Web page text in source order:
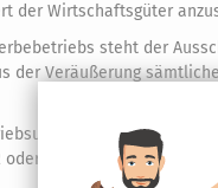
der Wirtschaftsgüter
steht der
der Veräußerung
und der
oder Nummer 3 nicht als